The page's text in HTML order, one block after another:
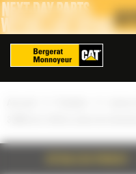
Panneau de gestion des cookies